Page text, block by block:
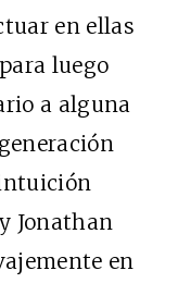
en ellas
luego
a alguna
Jonathan
en